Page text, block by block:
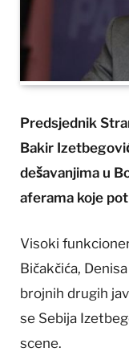
Predsjednik
Bakir
dešavanjima u
aferama koje
Visoki
Bičakčića,
brojnih drugih
se Sebija
scene.